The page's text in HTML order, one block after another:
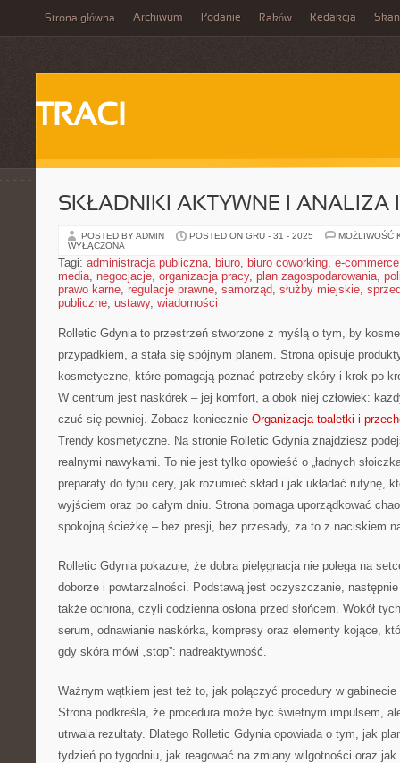
Strona główna Archiwum Podanie Raków Redakcja
TRACI
SKŁADNIKI AKTYWNE I ANALIZA
POSTED BY ADMIN POSTED ON GRU - 31 - 2025
MOŻLIWOŚĆ
WYŁĄCZONA
Tagi: administracja publiczna, biuro, biuro coworking, e-commerce
media, negocjacje, organizacja pracy, plan zagospodarowania,
prawo karne, regulacje prawne, samorząd, służby miejskie,
publiczne, ustawy, wiadomości
Rolletic Gdynia to przestrzeń stworzone z myślą o tym, by
przypadkiem, a stała się spójnym planem. Strona opisuje
kosmetyczne, które pomagają poznać potrzeby skóry i krok po
W centrum jest naskórek – jej komfort, a obok niej człowiek:
czuć się pewniej. Zobacz koniecznie Organizacja toaletki i
Trendy kosmetyczne. Na stronie Rolletic Gdynia znajdziesz
realnymi nawykami. To nie jest tylko opowieść o „ładnych
preparaty do typu cery, jak rozumieć skład i jak układać rutynę,
wyjściem oraz po całym dniu. Strona pomaga uporządkować
spokojną ścieżkę – bez presji, bez przesady, za to z naciskiem
Rolletic Gdynia pokazuje, że dobra pielęgnacja nie polega na
doborze i powtarzalności. Podstawą jest oczyszczanie,
także ochrona, czyli codzienna osłona przed słońcem. Wokół
serum, odnawianie naskórka, kompresy oraz elementy kojące,
gdy skóra mówi „stop”: nadreaktywność.
Ważnym wątkiem jest też to, jak połączyć procedury w
Strona podkreśla, że procedura może być świetnym impulsem,
utrwala rezultaty. Dlatego Rolletic Gdynia opowiada o tym, jak
tydzień po tygodniu, jak reagować na zmiany wilgotności oraz jak